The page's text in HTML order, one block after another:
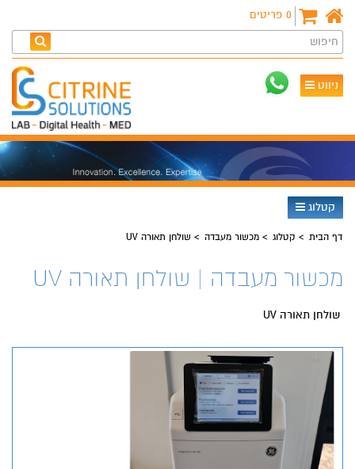
0 פריטים
חיפוש
ניווט
קטלוג
דף הבית קטלוג מכשור מעבדה שולחן תאורה UV
מכשור מעבדה | שולחן תאורה UV
שולחן תאורה UV